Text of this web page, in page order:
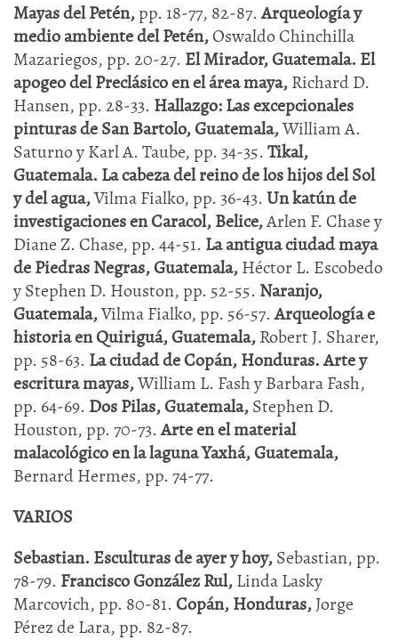
Mayas del Petén,pp. 18-77, 82-87.Arqueología y
medio ambiente del Petén,Oswaldo Chinchilla
Mazariegos, pp. 20-27. El Mirador, Guatemala. El
apogeo del Preclásico en el área maya,Richard D.
Hansen, pp. 28-33. Hallazgo: Las excepcionales
pinturas de San Bartolo, Guatemala,William A.
Saturno y Karl A. Taube, pp. 34-35.Tikal,
Guatemala. La cabeza del reino de los hijos del Sol
y del agua,Vilma Fialko, pp. 36-43.Un katún de
investigaciones en Caracol, Belice,Arlen F. Chase y
Diane Z. Chase, pp. 44-51. La antigua ciudad maya
de Piedras Negras, Guatemala,Héctor L. Escobedo
y Stephen D. Houston, pp. 52-55. Naranjo,
Guatemala,Vilma Fialko, pp. 56-57.Arqueología e
historia en Quiriguá, Guatemala,Robert J. Sharer,
pp. 58-63. La ciudad de Copán, Honduras. Arte y
escritura mayas,William L. Fash y Barbara Fash,
pp. 64-69. Dos Pilas, Guatemala,Stephen D.
Houston, pp. 70-73.Arte en el material
malacológico en la laguna Yaxhá,Guatemala,
Bernard Hermes, pp. 74-77.
VARIOS
Sebastian. Esculturas de ayer y hoy,Sebastian, pp.
78-79. Francisco González Rul,Linda Lasky
Marcovich, pp. 80-81.Copán, Honduras,Jorge
Pérez de Lara, pp. 82-87.